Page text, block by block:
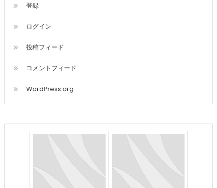
登録
ログイン
投稿フィード
コメントフィード
WordPress.org